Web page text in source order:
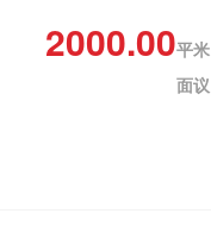
2000.00平米
面议